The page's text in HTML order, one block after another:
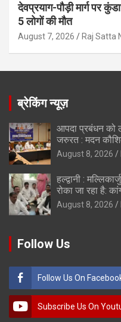
देवप्रयाग-पौड़ी मार्ग पर
5 लोगों की मौत
August 7, 2026 Raj Satta
ब्रेकिंग न्यूज़
आपदा प्रबंधन को
जरुरत : मदन
August 8, 2026
हल्द्वानी :
रोका जा रहा है:
August 8, 2026
Follow Us
Follow Us On
Subscribe Us On